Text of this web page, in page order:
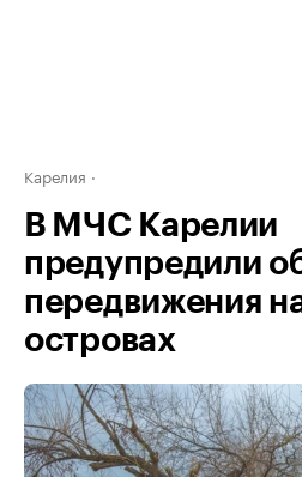
Карелия
В МЧС Карелии
предупредили
передвижения
островах